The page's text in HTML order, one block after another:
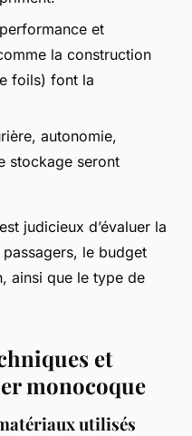
et
la construction
foils) font la
autonomie,
stockage seront
judicieux d’évaluer la
le budget
ainsi que le type de
et
monocoque
utilisés